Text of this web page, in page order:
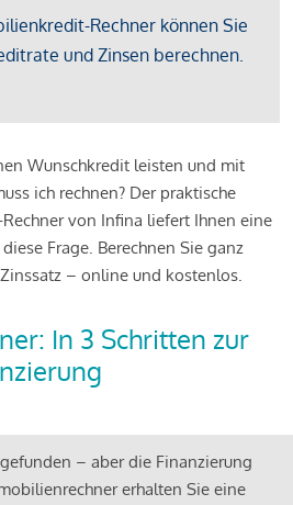
Wunschkredit leisten und mit
ich rechnen? Der praktische
von Infina liefert Ihnen eine
Frage. Berechnen Sie ganz
– online und kostenlos.
In 3 Schritten zur
– aber die Finanzierung
erhalten Sie eine